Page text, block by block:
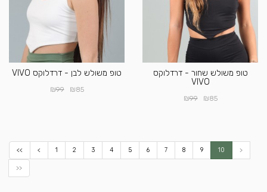
טופ משולש שחור - דרדלוקס
VIVO
₪85
₪99
טופ משולש לבן - דרדלוקס VIVO
₪85
₪99
<< < 1 2 3 4 5 6 7 8 9 10 >
>>